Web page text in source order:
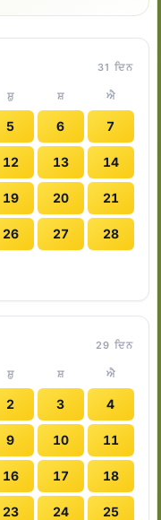
31 ਦਿਨ
ਸ਼ੁ ਸ਼ ਐ
5 6 7
12 13 14
19 20 21
26 27 28
29 ਦਿਨ
ਸ਼ੁ ਸ਼ ਐ
2 3 4
9 10 11
16 17 18
23 24 25